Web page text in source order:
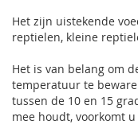
Het zijn uistekende
reptielen, kleine
Het is van belang om
temperatuur te
tussen de 10 en 15
mee houdt, voorkomt